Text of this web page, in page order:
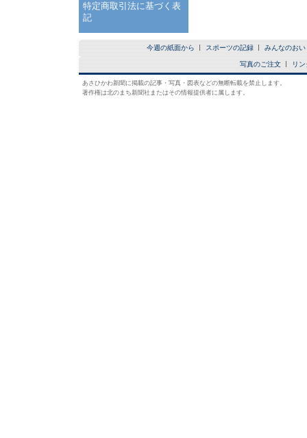
特定商取引法に基づく表
記
今週の紙面から スポーツの記録 みんなのおい
写真のご注文 リン
あさひかわ新聞に掲載の記事・写真・図表などの無断転載を禁止します。
著作権は北のまち新聞社またはその情報提供者に属します。